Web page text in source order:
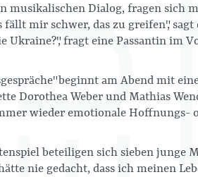
Dialog, fragen sich
mir schwer, das zu greifen",
Ukraine?", fragt eine Passantin im
beginnt am Abend mit
Dorothea Weber und Mathias
wieder emotionale
beteiligen sich sieben junge
nie gedacht, dass ich meinen